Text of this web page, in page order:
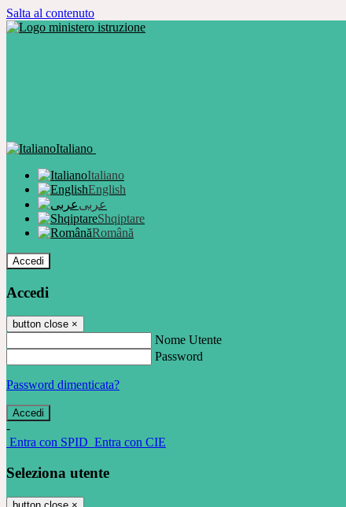
Salta al contenuto
Italiano
Italiano
English
عربى
Shqiptare
Română
Accedi
Accedi
button close ×
Nome Utente
Password
Password dimenticata?
-
Entra con SPID Entra con CIE
Seleziona utente